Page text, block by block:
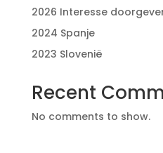
2026 Interesse
2024 Spanje
2023 Slovenië
Recent
No comments to show.